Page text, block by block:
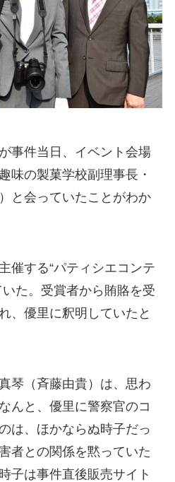
事件当日、イベント会場
味の製菓学校副理事長・
と会っていたことがわか
催する“パティシエコンテ
た。受賞者から賄賂を受
、優里に釈明していたと
琴（斉藤由貴）は、思わ
んと、優里に警察官のコ
は、ほかならぬ時子だっ
者との関係を黙っていた
子は事件直後販売サイト